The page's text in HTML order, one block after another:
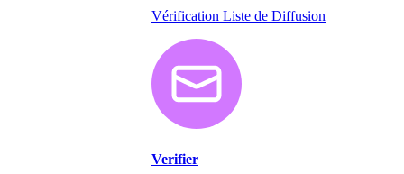
Vérification Liste de Diffusion
Verifier